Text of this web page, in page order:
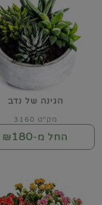
הגינה של נדב
מק"ט 3160
החל מ-₪180